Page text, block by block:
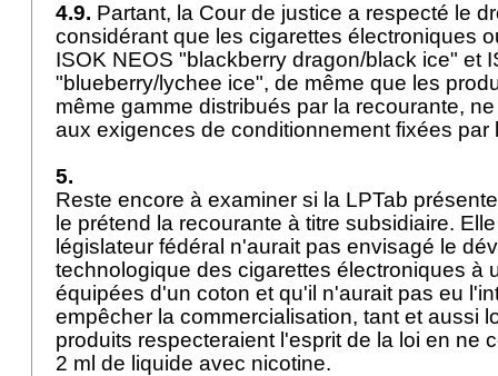
4.9. Partant, la Cour de justice a respecté le
considérant que les cigarettes électroniques
ISOK NEOS "blackberry dragon/black ice" et
"blueberry/lychee ice", de même que les
même gamme distribués par la recourante,
aux exigences de conditionnement fixées par
5.
Reste encore à examiner si la LPTab
le prétend la recourante à titre subsidiaire.
législateur fédéral n'aurait pas envisagé le
technologique des cigarettes électroniques à
équipées d'un coton et qu'il n'aurait pas eu
empêcher la commercialisation, tant et aussi
produits respecteraient l'esprit de la loi en ne
2 ml de liquide avec nicotine.